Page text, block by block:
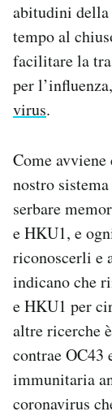
abitudini della
tempo al
facilitare la
per l’influenza,
virus.
Come
nostro
serbare
e HKU1, e
riconoscerli e
indicano che
e HKU1 per
altre ricerche
contrae OC43
immunitaria
coronavirus